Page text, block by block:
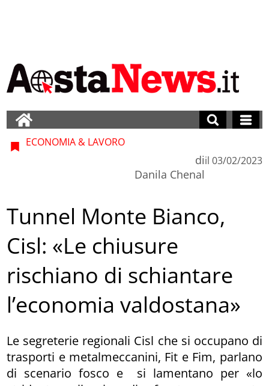
ECONOMIA & LAVORO
di
Danila Chenal
il 03/02/2023
Tunnel Monte Bianco,
Cisl: «Le chiusure
rischiano di schiantare
l’economia valdostana»
Le segreterie regionali Cisl che si occupano di
trasporti e metalmeccanini, Fit e Fim, parlano
di scenario fosco e si lamentano per «lo